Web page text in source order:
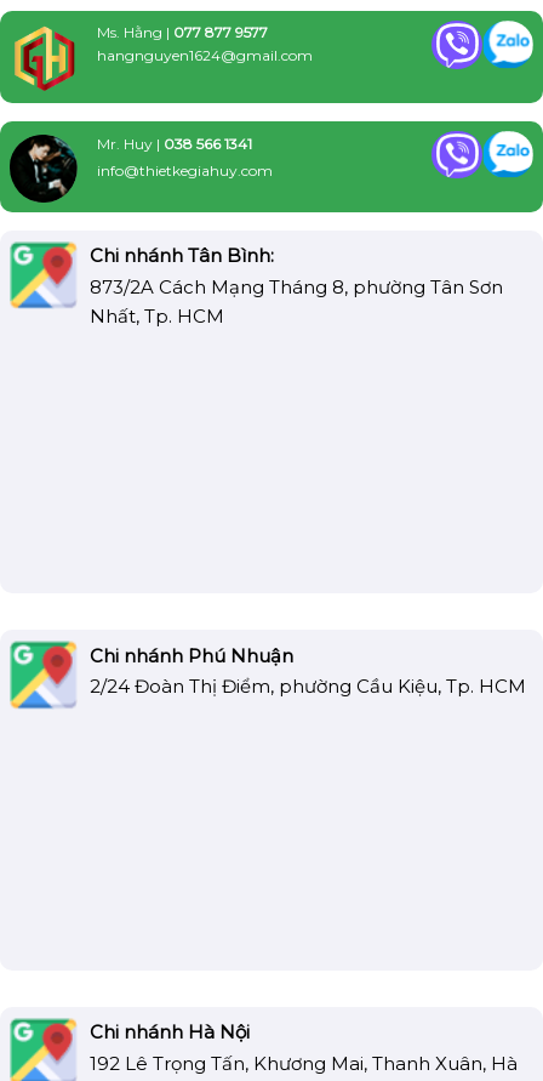
Ms. Hằng | 077 877 9577
hangnguyen1624@gmail.com
Mr. Huy | 038 566 1341
info@thietkegiahuy.com
Chi nhánh Tân Bình:
873/2A Cách Mạng Tháng 8, phường Tân Sơn
Nhất, Tp. HCM
Chi nhánh Phú Nhuận
2/24 Đoàn Thị Điểm, phường Cầu Kiệu, Tp. HCM
Chi nhánh Hà Nội
192 Lê Trọng Tấn, Khương Mai, Thanh Xuân, Hà